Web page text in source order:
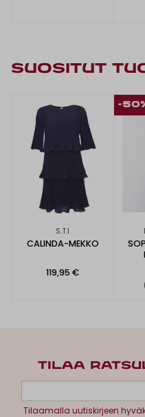
SUOSITUT
S.T.I
CALINDA-MEKKO
119,95 €
-
TILAA
Tilaamalla uutiskirjeen